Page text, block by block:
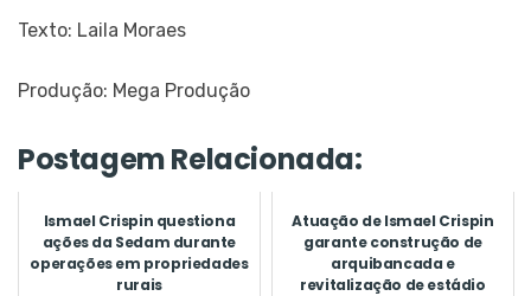
Texto: Laila Moraes
Produção: Mega Produção
Postagem Relacionada:
Ismael Crispin questiona
ações da Sedam durante
operações em propriedades
rurais
Atuação de Ismael Crispin
garante construção de
arquibancada e
revitalização de estádio